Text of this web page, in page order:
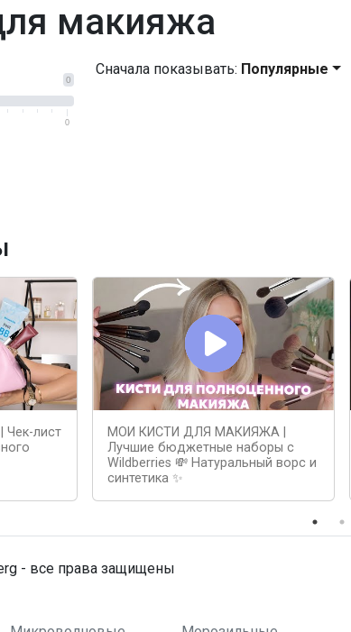
макияжа
0
0
Сначала показывать: Популярные
лист
МОИ КИСТИ ДЛЯ МАКИЯЖА |
Лучшие бюджетные наборы с
Wildberries 💸 Натуральный ворс и
синтетика ✨
- все права защищены